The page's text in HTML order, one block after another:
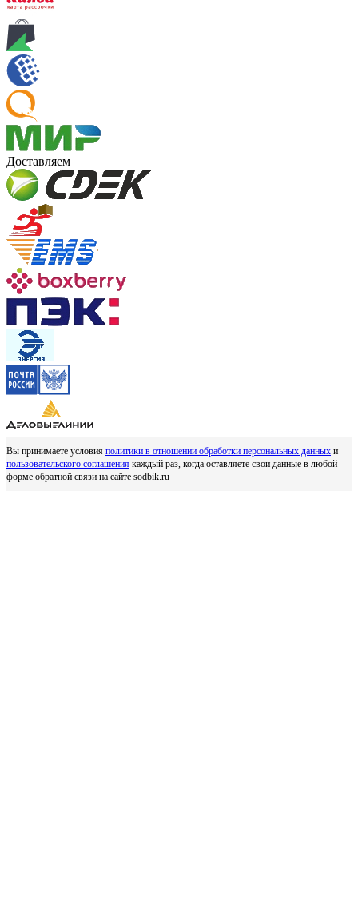
Доставляем
Вы принимаете условия политики в отношении обработки персональных данных и
пользовательского соглашения каждый раз, когда оставляете свои данные в любой
форме обратной связи на сайте sodbik.ru